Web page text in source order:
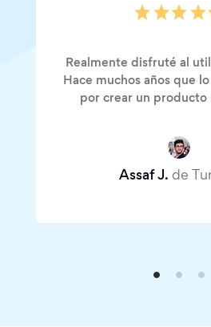
Realmente disfruté al
Hace muchos años que
por crear un producto
Assaf J. de